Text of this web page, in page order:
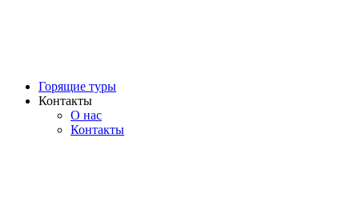
Горящие туры
Контакты
О нас
Контакты